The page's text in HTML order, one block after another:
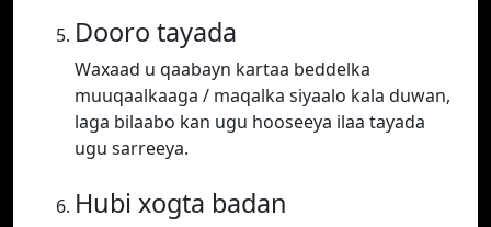
Dooro tayada
Waxaad u qaabayn kartaa beddelka
muuqaalkaaga / maqalka siyaalo kala duwan,
laga bilaabo kan ugu hooseeya ilaa tayada
ugu sarreeya.
Hubi xogta badan